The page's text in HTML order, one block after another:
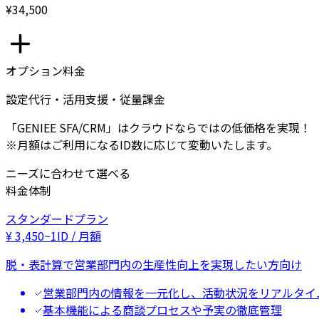
¥34,500
オプション料金
設定代行・活用支援・従量課金
「GENIEE SFA/CRM」はクラウドならではの低価格を実現！
※月額はご利用になるID数に応じて変動いたします。
ニーズに合わせて選べる
料金体制
スタンダードプラン
¥3,450~1ID / 月額
脱・表計算で営業部門内の生産性向上を実現したい方向け
営業部門内の情報を一元化し、活動状況をリアルタ
基本機能による商談プロセスや予実の徹底管理